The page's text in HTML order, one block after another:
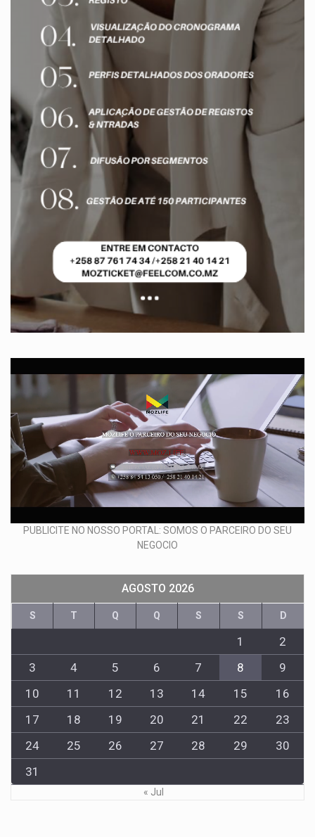
PUBLICITE NO NOSSO PORTAL: SOMOS O PARCEIRO DO SEU
NEGOCIO
AGOSTO 2026
S T Q Q S S D
1
2
3
4 5 6 7 8
9
10
11 12 13 14 15
16
17
18 19 20 21 22
23
24
25 26 27 28 29
30
31
« Jul